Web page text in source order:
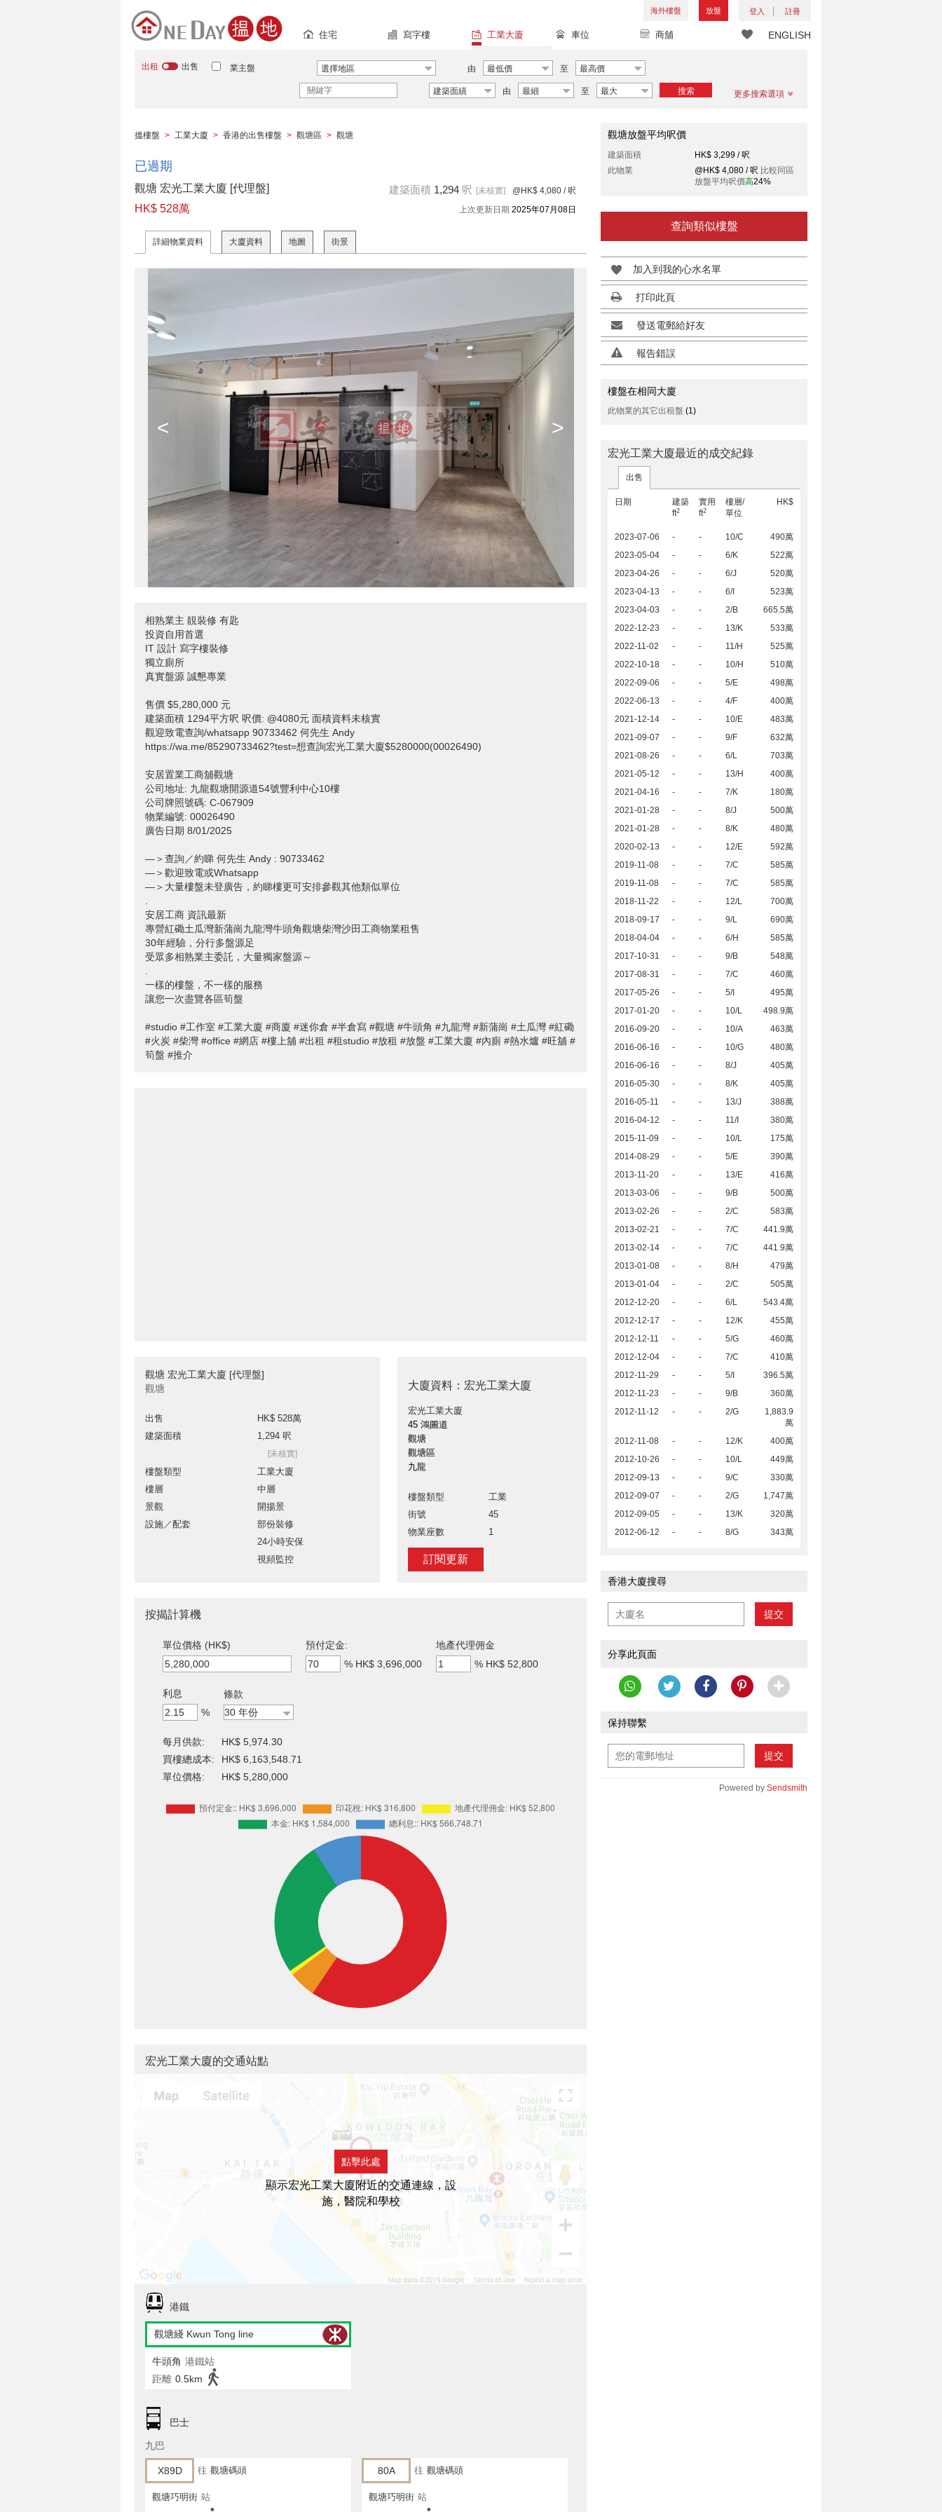
海外樓盤 放盤 登入 註冊
ENGLISH
住宅 寫字樓 工業大廈 車位 商舖
出租 出售 業主盤 選擇地區 由 最低價 至 最高價
建築面績 由 最細 至 最大 搜索 更多搜索選項
搵樓盤 > 工業大廈 > 香港的出售樓盤 > 觀塘區 > 觀塘
已過期
觀塘 宏光工業大廈 [代理盤]
HK$ 528萬
建築面積 1,294 呎 [未核實] @HK$ 4,080 / 呎
上次更新日期 2025年07月08日
詳細物業資料 大廈資料 地圖 街景
< >
相熟業主 靚裝修 有匙
投資自用首選
IT 設計 寫字樓裝修
獨立廁所
真實盤源 誠懇專業
售價 $5,280,000 元
建築面積 1294平方呎 呎價: @4080元 面積資料未核實
觀迎致電查詢/whatsapp 90733462 何先生 Andy
https://wa.me/85290733462?test=想查詢宏光工業大廈$5280000(00026490)
安居置業工商舖觀塘
公司地址: 九龍觀塘開源道54號豐利中心10樓
公司牌照號碼: C-067909
物業編號: 00026490
廣告日期 8/01/2025
—＞查詢／約睇 何先生 Andy : 90733462
—＞歡迎致電或Whatsapp
—＞大量樓盤未登廣告，約睇樓更可安排參觀其他類似單位
安居工商 資訊最新
專營紅磡土瓜灣新蒲崗九龍灣牛頭角觀塘柴灣沙田工商物業租售
30年經驗，分行多盤源足
受眾多相熟業主委託，大量獨家盤源～
一樣的樓盤，不一樣的服務
讓您一次盡覽各區筍盤
#studio #工作室 #工業大廈 #商廈 #迷你倉 #半倉寫 #觀塘 #牛頭角 #九龍灣 #新蒲崗 #土瓜灣 #紅磡
#火炭 #柴灣 #office #網店 #樓上舖 #出租 #租studio #放租 #放盤 #工業大廈 #內廁 #熱水爐 #旺舖 #
筍盤 #推介
觀塘 宏光工業大廈 [代理盤]
觀塘
出售
HK$ 528萬
建築面積
1,294 呎
[未核實]
樓盤類型
工業大廈
樓層
中層
景觀
開揚景
設施／配套
部份裝修
24小時安保
視頻監控
大廈資料：宏光工業大廈
宏光工業大廈
45 鴻圖道
觀塘
觀塘區
九龍
樓盤類型
工業
街號
45
物業座數
1
訂閱更新
觀塘放盤平均呎價
建築面積
HK$ 3,299 / 呎
此物業
@HK$ 4,080 / 呎 比較同區
放盤平均呎價高24%
查詢類似樓盤
加入到我的心水名單
打印此頁
發送電郵給好友
報告錯誤
樓盤在相同大廈
此物業的其它出租盤 (1)
宏光工業大廈最近的成交紀錄
出售
日期
建築
ft2
實用
ft2
樓層/
單位
HK$
2023-07-06 - - 10/C
490萬
2023-05-04
- - 6/K
522萬
2023-04-26
- - 6/J
520萬
2023-04-13
- - 6/I
523萬
2023-04-03
- - 2/B
665.5萬
2022-12-23
- - 13/K
533萬
2022-11-02
- - 11/H
525萬
2022-10-18
- - 10/H
510萬
2022-09-06
- - 5/E
498萬
2022-06-13
- - 4/F
400萬
2021-12-14
- - 10/E
483萬
2021-09-07
- - 9/F
632萬
2021-08-26
- - 6/L
703萬
2021-05-12
- - 13/H
400萬
2021-04-16
- - 7/K
180萬
2021-01-28
- - 8/J
500萬
2021-01-28
- - 8/K
480萬
2020-02-13
- - 12/E
592萬
2019-11-08
- - 7/C
585萬
2019-11-08
- - 7/C
585萬
2018-11-22
- - 12/L
700萬
2018-09-17
- - 9/L
690萬
2018-04-04
- - 6/H
585萬
2017-10-31
- - 9/B
548萬
2017-08-31
- - 7/C
460萬
2017-05-26
- - 5/I
495萬
2017-01-20
- - 10/L
498.9萬
2016-09-20
- - 10/A
463萬
2016-06-16
- - 10/G
480萬
2016-06-16
- - 8/J
405萬
2016-05-30
- - 8/K
405萬
2016-05-11
- - 13/J
388萬
2016-04-12
- - 11/I
380萬
2015-11-09
- - 10/L
175萬
2014-08-29
- - 5/E
390萬
2013-11-20
- - 13/E
416萬
2013-03-06
- - 9/B
500萬
2013-02-26
- - 2/C
583萬
2013-02-21
- - 7/C
441.9萬
2013-02-14
- - 7/C
441.9萬
2013-01-08
- - 8/H
479萬
2013-01-04
- - 2/C
505萬
2012-12-20
- - 6/L
543.4萬
2012-12-17
- - 12/K
455萬
2012-12-11
- - 5/G
460萬
2012-12-04
- - 7/C
410萬
2012-11-29
- - 5/I
396.5萬
2012-11-23
- - 9/B
360萬
2012-11-12
- - 2/G
1,883.9
萬
2012-11-08
- - 12/K
400萬
2012-10-26
- - 10/L
449萬
2012-09-13
- - 9/C
330萬
2012-09-07
- - 2/G
1,747萬
2012-09-05
- - 13/K
320萬
2012-06-12
- - 8/G 343萬
香港大廈搜尋
提交
分享此頁面
保持聯繫
提交
Powered by Sendsmith
按揭計算機
單位價格 (HK$)
預付定金:
% HK$ 3,696,000
地產代理佣金
% HK$ 52,800
利息
%
條款
每月供款:
HK$ 5,974.30
買樓總成本:
HK$ 6,163,548.71
單位價格:
HK$ 5,280,000
宏光工業大廈的交通站點
點擊此處
顯示宏光工業大廈附近的交通連線，設
施，醫院和學校
港鐵
觀塘綫 Kwun Tong line
牛頭角 港鐵站
距離 0.5km
巴士
九巴
X89D 往 觀塘碼頭
觀塘巧明街 站
80A 往 觀塘碼頭
觀塘巧明街 站